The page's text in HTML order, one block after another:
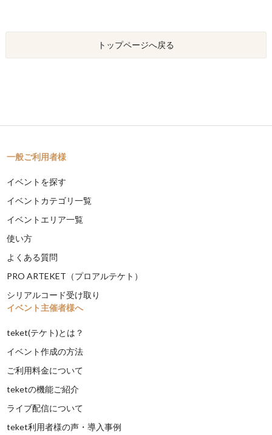
トップページへ戻る
一般ご利用者様
イベントを探す
イベントカテゴリ一覧
イベントエリア一覧
使い方
よくある質問
PRO ARTEKET（プロアルテケト）
シリアルコード受け取り
イベント主催者様へ
teket(テケト)とは？
イベント作成の方法
ご利用料金について
teketの機能ご紹介
ライブ配信について
teket利用者様の声・導入事例